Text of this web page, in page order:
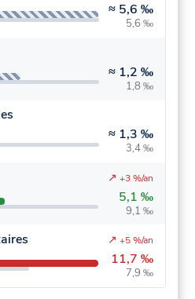
≈ 5,6 ‰
5,6 ‰
≈ 1,2 ‰
1,8 ‰
≈ 1,3 ‰
3,4 ‰
5,1 ‰
9,1 ‰
↗ +3 %/an
11,7 ‰
7,9 ‰
↗ +5 %/an